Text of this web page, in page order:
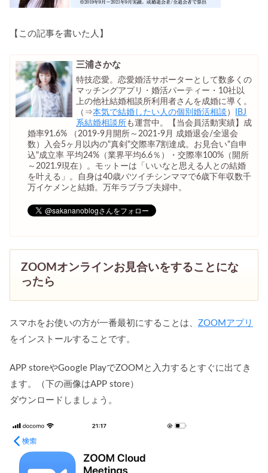
【この記事を書いた人】
三浦さかな
特技恋愛。恋愛婚活サポーターとして数多くの
マッチングアプリ・婚活パーティー・10社以
上の他社結婚相談所利用者さんを成婚に導く。
（⇒本気で結婚したい人の個別婚活相談 ）
IBJ
系結婚相談所も運営中。【当会員活動実績】成
婚率91.6% （2019-9月開所～2021-9月 成婚退会/全退会
数）入会5ヶ月以内の"真剣"交際率7割達成。お見合い"自申
込"成立率 平均24%（業界平均6.6％）・交際率100%（開所
～2021.9現在）。モットーは「いいなと思える人との結婚
を叶える」。自身は40歳バツイチシンママで6歳下年収数千
万イケメンと結婚。万年ラブラブ夫婦中。
ZOOMオンラインお見合いをすることにな
ったら
スマホをお使いの方が一番最初にすることは、 ZOOMアプリ
をインストールすることです。
APP storeやGoogle PlayでZOOMと入力するとすぐに出てき
ます。（下の画像はAPP store）
ダウンロードしましょう。